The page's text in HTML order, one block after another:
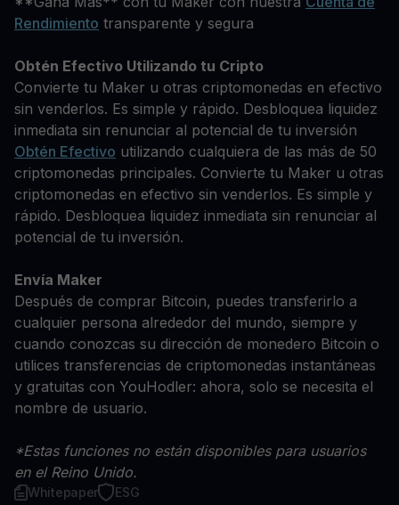
Rendimiento transparente y segura
Obtén Efectivo Utilizando tu Cripto
Convierte tu Maker u otras criptomonedas en efectivo
sin venderlos. Es simple y rápido. Desbloquea liquidez
inmediata sin renunciar al potencial de tu inversión
Obtén Efectivo utilizando cualquiera de las más de 50
criptomonedas principales. Convierte tu Maker u otras
criptomonedas en efectivo sin venderlos. Es simple y
rápido. Desbloquea liquidez inmediata sin renunciar al
potencial de tu inversión.
Envía Maker
Después de comprar Bitcoin, puedes transferirlo a
cualquier persona alrededor del mundo, siempre y
cuando conozcas su dirección de monedero Bitcoin o
utilices transferencias de criptomonedas instantáneas
y gratuitas con YouHodler: ahora, solo se necesita el
nombre de usuario.
*Estas funciones no están disponibles para usuarios
en el Reino Unido.
Whitepaper ESG